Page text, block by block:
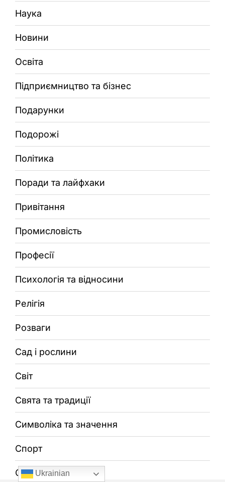
Наука
Новини
Освіта
Підприємництво та бізнес
Подарунки
Подорожі
Політика
Поради та лайфхаки
Привітання
Промисловість
Професії
Психологія та відносини
Релігія
Розваги
Сад і рослини
Світ
Свята та традиції
Символіка та значення
Спорт
Суспільство
Ukrainian